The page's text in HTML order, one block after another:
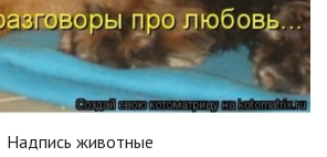
Надпись животные